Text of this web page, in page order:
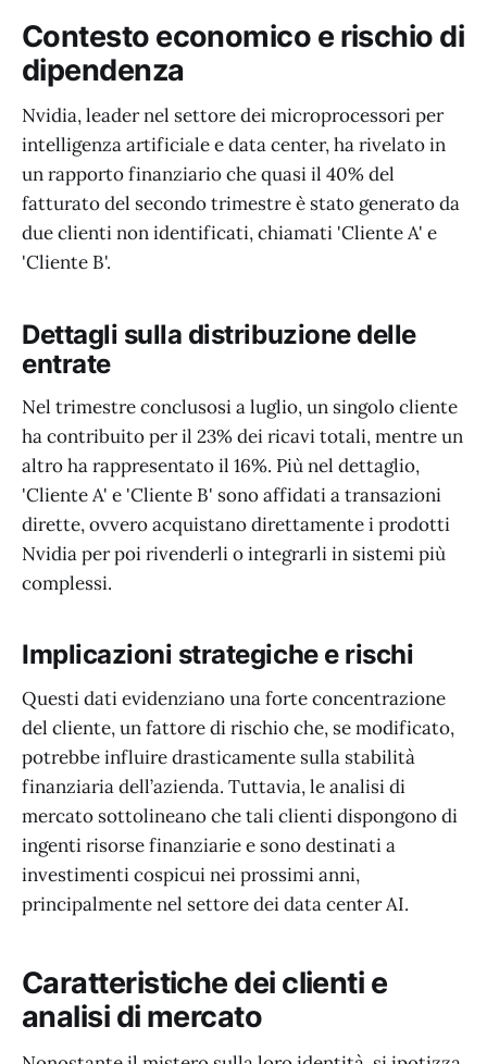
Contesto economico e rischio di
dipendenza
Nvidia, leader nel settore dei microprocessori per
intelligenza artificiale e data center, ha rivelato in
un rapporto finanziario che quasi il 40% del
fatturato del secondo trimestre è stato generato da
due clienti non identificati, chiamati 'Cliente A' e
'Cliente B'.
Dettagli sulla distribuzione delle
entrate
Nel trimestre conclusosi a luglio, un singolo cliente
ha contribuito per il 23% dei ricavi totali, mentre un
altro ha rappresentato il 16%. Più nel dettaglio,
'Cliente A' e 'Cliente B' sono affidati a transazioni
dirette, ovvero acquistano direttamente i prodotti
Nvidia per poi rivenderli o integrarli in sistemi più
complessi.
Implicazioni strategiche e rischi
Questi dati evidenziano una forte concentrazione
del cliente, un fattore di rischio che, se modificato,
potrebbe influire drasticamente sulla stabilità
finanziaria dell’azienda. Tuttavia, le analisi di
mercato sottolineano che tali clienti dispongono di
ingenti risorse finanziarie e sono destinati a
investimenti cospicui nei prossimi anni,
principalmente nel settore dei data center AI.
Caratteristiche dei clienti e
analisi di mercato